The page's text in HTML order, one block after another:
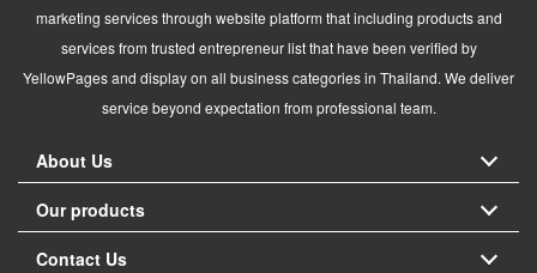
marketing services through website platform that including products and
services from trusted entrepreneur list that have been verified by
YellowPages and display on all business categories in Thailand. We deliver
service beyond expectation from professional team.
About Us
Our products
Contact Us